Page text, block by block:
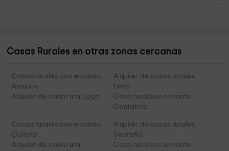
Casas Rurales en otras zonas cercanas
Casas rurales con encanto
Asturias
Alquiler de casas rurales
León
Alquiler de casa rural Lugo
Casa rural con encanto
Cantabria
Casas rurales con encanto
Collera
Alquiler de casas rurales
Sebreño
Alquiler de casa rural
Casa rural con encanto